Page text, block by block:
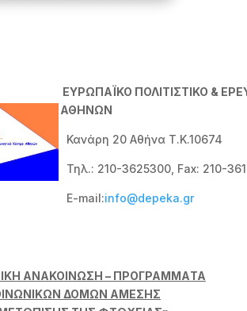
EYΡΩΠΑΪΚΟ ΠΟΛΙΤΙΣΤΙΚΟ &
ΑΘΗΝΩΝ
Κανάρη 20 Αθήνα Τ.Κ.10674
Τηλ.: 210-3625300, Fax: 210-
E-mail:info@depeka.gr
ΑΝΑΚΟΙΝΩΣΗ – ΠΡΟΓΡΑΜΜΑTA
ΔΟΜΩΝ ΑΜΕΣΗΣ